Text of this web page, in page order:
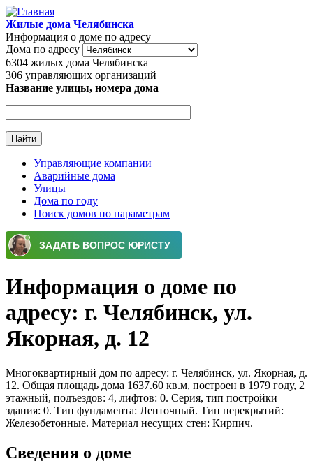
Перейти к основному содержанию
Жилые дома Челябинска
Информация о доме по адресу
Дома по адресу
6304 жилых дома Челябинска
306 управляющих организаций
Название улицы, номера дома
Главное меню
Управляющие компании
Аварийные дома
Улицы
Дома по году
Поиск домов по параметрам
Информация о доме по
адресу: г. Челябинск, ул.
Якорная, д. 12
Многоквартирный дом по адресу: г. Челябинск, ул. Якорная, д.
12. Общая площадь дома 1637.60 кв.м, построен в 1979 году, 2
этажный, подъездов: 4, лифтов: 0. Серия, тип постройки
здания: 0. Тип фундамента: Ленточный. Тип перекрытий:
Железобетонные. Материал несущих стен: Кирпич.
Сведения о доме